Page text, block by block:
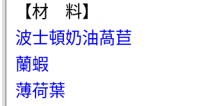
【材 料】
波士頓奶油萵苣
蘭蝦
薄荷葉